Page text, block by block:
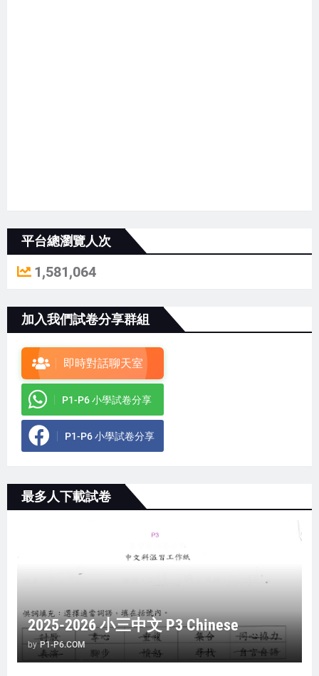
平台總瀏覽人次
1,581,064
加入我們試卷分享群組
即時對話聊天室
P1-P6 小學試卷分享
P1-P6 小學試卷分享
最多人下載試卷
2025-2026 小三中文 P3 Chinese
by P1-P6.COM